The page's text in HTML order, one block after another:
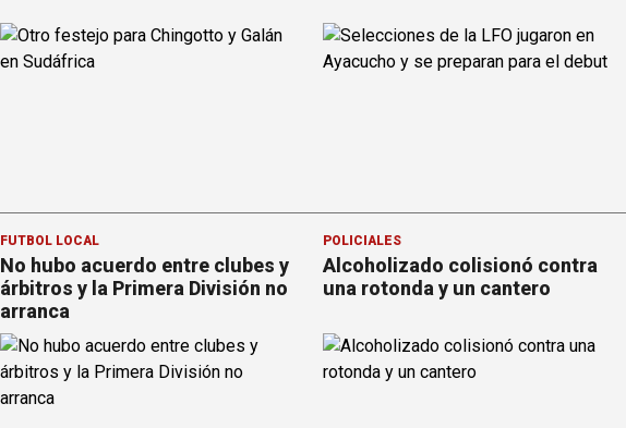
FÚTBOL LOCAL
No hubo acuerdo entre clubes y
árbitros y la Primera División no
arranca
POLICIALES
Alcoholizado colisionó contra
una rotonda y un cantero